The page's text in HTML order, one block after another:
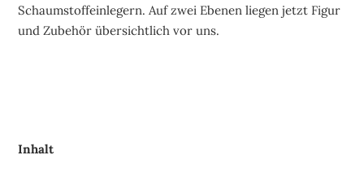
Schaumstoffeinlegern. Auf zwei Ebenen liegen jetzt Figur
und Zubehör übersichtlich vor uns.
Inhalt